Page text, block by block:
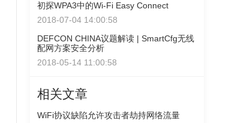
初探WPA3中的Wi-Fi Easy Connect
2018-07-04 14:00:58
DEFCON CHINA议题解读 | SmartCfg无线
配网方案安全分析
2018-05-14 11:00:58
相关文章
WiFi协议缺陷允许攻击者劫持网络流量